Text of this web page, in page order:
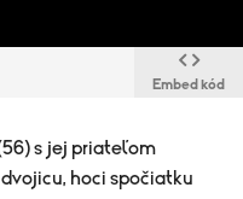
Embed kód
s jej priateľom
hoci spočiatku